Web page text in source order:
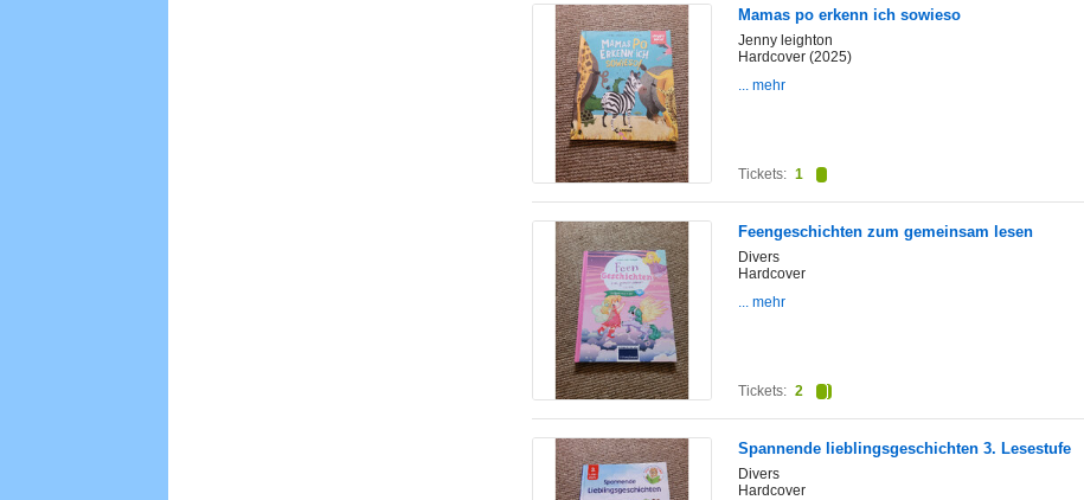
Mamas po erkenn ich sowieso
Jenny leighton
Hardcover (2025)
... mehr
Tickets: 1
Feengeschichten zum gemeinsam lesen
Divers
Hardcover
... mehr
Tickets: 2
Spannende lieblingsgeschichten 3. Lesestufe
Divers
Hardcover